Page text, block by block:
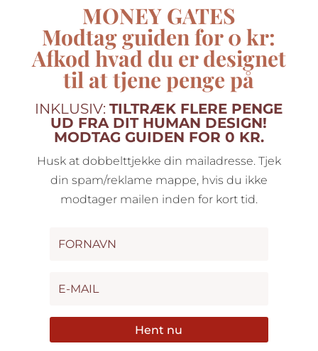
MONEY GATES
Modtag guidenfor 0 kr:
Afkod hvad du er designet
til at tjene penge på
INKLUSIV:TILTRÆK FLERE PENGE
UD FRA DIT HUMAN DESIGN!
MODTAG GUIDEN FOR 0 KR.
Husk at dobbelttjekke din mailadresse. Tjek
din spam/reklame mappe, hvis du ikke
modtager mailen inden for kort tid.
Hent nu